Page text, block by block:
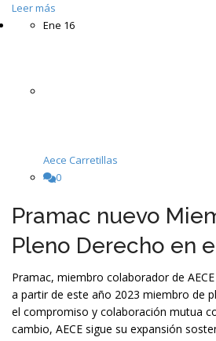
Leer más
Ene 16
Aece Carretillas
0
Pramac nuevo
Pleno Derecho en
Pramac, miembro colaborador de
a partir de este año 2023 miembro de
el compromiso y colaboración mutua
cambio, AECE sigue su expansión